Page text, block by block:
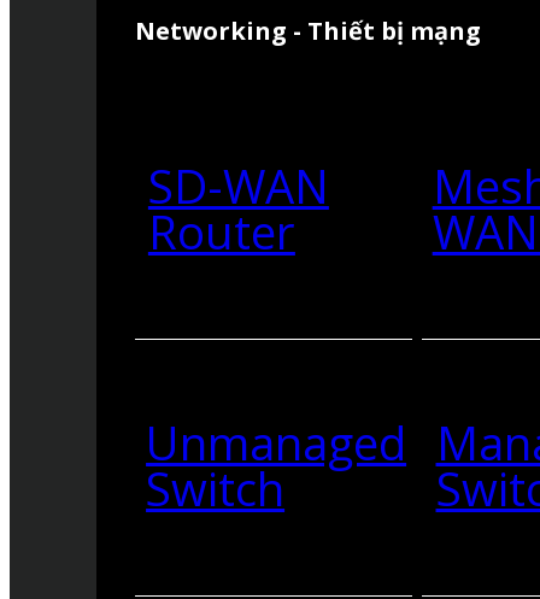
Networking - Thiết bị mạng
SD-WAN
Router
Unmanaged
Switch